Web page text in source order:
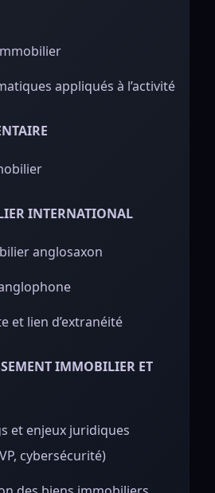
appliqués à l’activité
INTERNATIONAL
anglosaxon
et lien d’extranéité
IMMOBILIER ET
et enjeux juridiques
cybersécurité)